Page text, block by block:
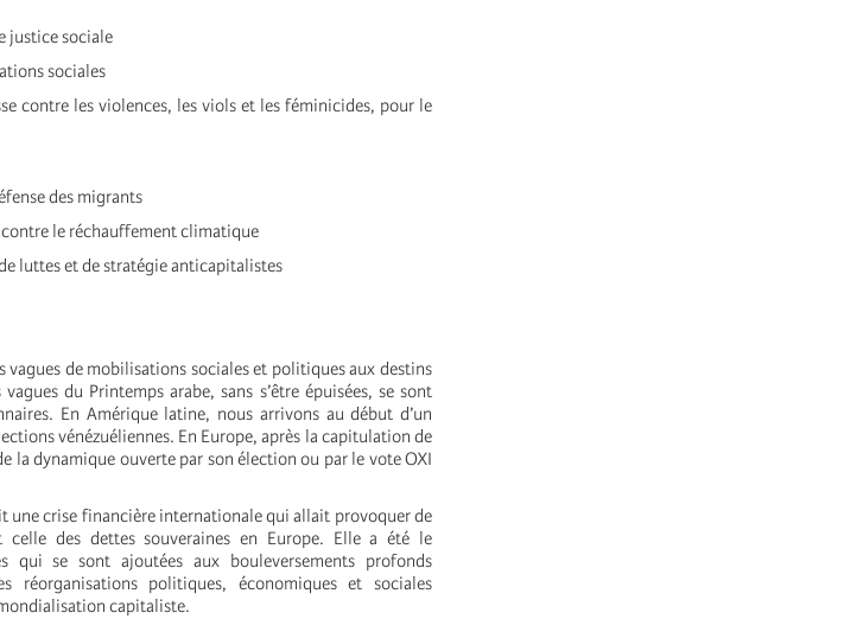
justice sociale
sociales
contre les violences, les viols et les féminicides, pour le
des migrants
contre le réchauffement climatique
luttes et de stratégie anticapitalistes
vagues de mobilisations sociales et politiques aux destins
du Printemps arabe, sans s’être épuisées, se sont
En Amérique latine, nous arrivons au début d’un
vénézuéliennes. En Europe, après la capitulation de
la dynamique ouverte par son élection ou par le vote OXI
une crise financière internationale qui allait provoquer de
celle des dettes souveraines en Europe. Elle a été le
qui se sont ajoutées aux bouleversements profonds
réorganisations politiques, économiques et sociales
capitaliste.